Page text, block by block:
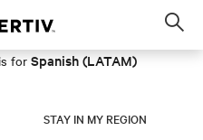
for Spanish (LATAM)
STAY IN MY REGION